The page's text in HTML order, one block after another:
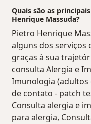
Quais são as
Henrique Massuda?
Pietro Henrique
alguns dos serviços
graças à sua
consulta Alergia e
Imunologia (adultos
de contato - patch
Consulta alergia e
para alergia,